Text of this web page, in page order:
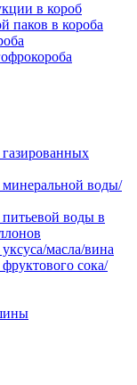
в короб
паков в короба
воды/
воды в
масла/вина
сока/